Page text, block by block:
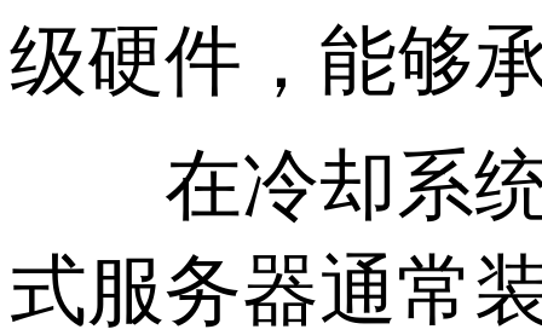
级硬件，能够
在冷却系统
式服务器通常